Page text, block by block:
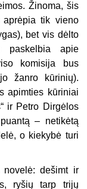
Žinoma, šis
aprėpia tik vieno
bet vis dėlto
paskelbia apie
komisija bus
žanro kūrinių).
apimties kūriniai
ir Petro Dirgėlos
– netikėtą
o kiekybė turi
novelė: dešimt ir
ryšių tarp trijų